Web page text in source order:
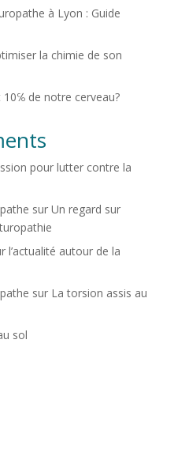
à Lyon : Guide
la chimie de son
de notre cerveau?
pour lutter contre la
sur Un regard sur
l’actualité autour de la
sur La torsion assis au
sol